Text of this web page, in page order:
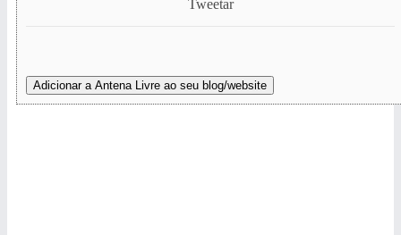
Tweetar
Adicionar a Antena Livre ao seu blog/website